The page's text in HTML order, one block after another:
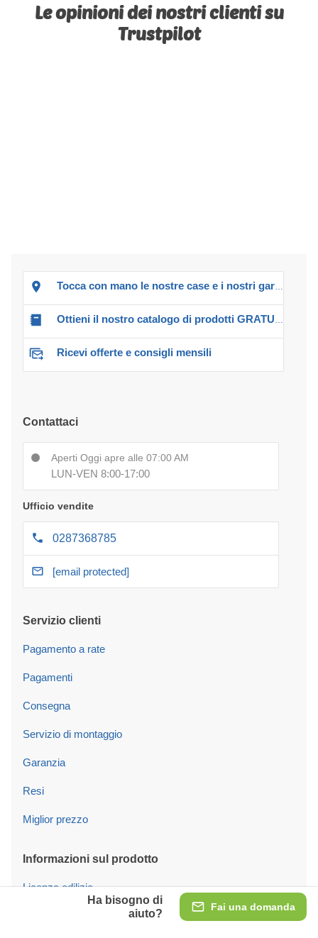
Fai una domanda
Ha bisogno di
aiuto?
Le opinioni dei nostri clienti su
Trustpilot
Tocca con mano le nostre case e i nostri garage!
Ottieni il nostro catalogo di prodotti GRATUITO!
Ricevi offerte e consigli mensili
Contattaci
Aperti Oggi apre alle 07:00 AM
LUN-VEN 8:00-17:00
Ufficio vendite
0287368785
[email protected]
Servizio clienti
Pagamento a rate
Pagamenti
Consegna
Servizio di montaggio
Garanzia
Resi
Miglior prezzo
Informazioni sul prodotto
Licenza edilizia